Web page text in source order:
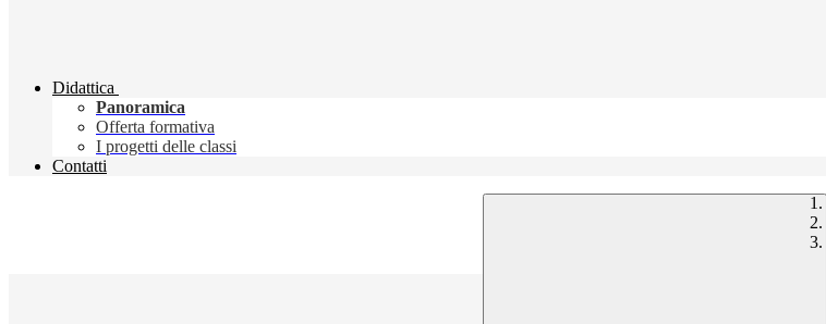
Didattica
Panoramica
Offerta formativa
I progetti delle classi
Contatti